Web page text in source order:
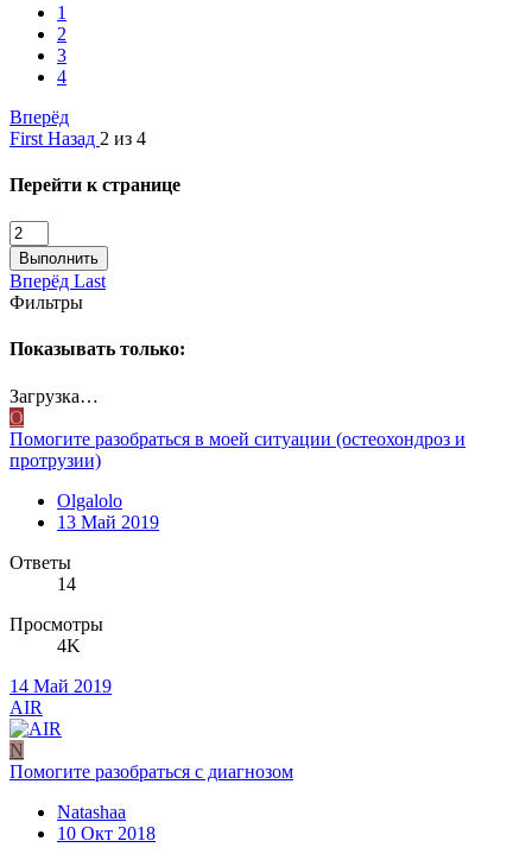
1
2
3
4
Вперёд
First Назад 2 из 4
Перейти к странице
Выполнить
Вперёд Last
Фильтры
Показывать только:
Загрузка…
O
Помогите разобраться в моей ситуации (остеохондроз и
протрузии)
Olgalolo
13 Май 2019
Ответы
14
Просмотры
4K
14 Май 2019
AIR
N
Помогите разобраться с диагнозом
Natashaa
10 Окт 2018